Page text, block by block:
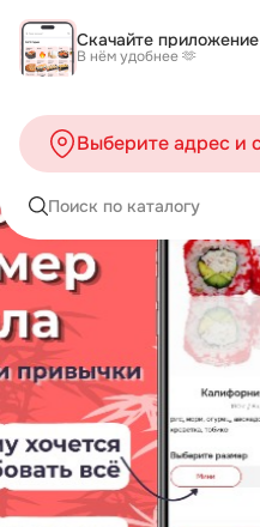
Скачайте приложение
В нём удобнее 🫶
Выберите адрес и
Поиск по каталогу